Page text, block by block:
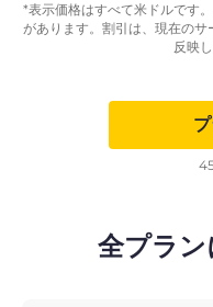
*表示価格はすべて米ドルです
があります。割引は、現在のサ
反映
全プラ